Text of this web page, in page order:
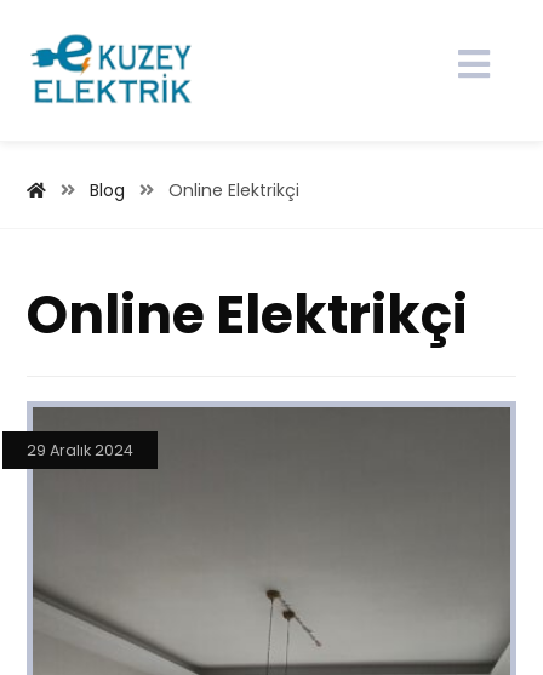
Blog Online Elektrikçi
Online Elektrikçi
29 Aralık 2024